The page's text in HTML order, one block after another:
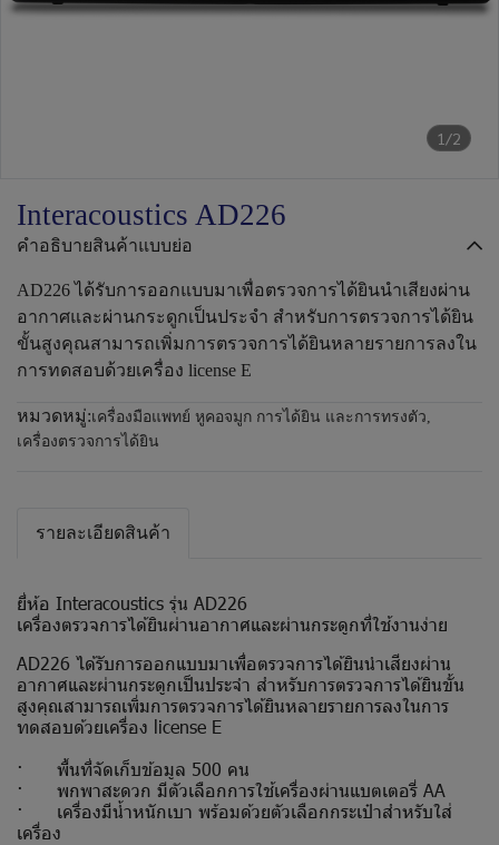
1/2
Interacoustics AD226
คำอธิบายสินค้าแบบย่อ
AD226 ได้รับการออกแบบมาเพื่อตรวจการได้ยินนำเสียงผ่าน
อากาศและผ่านกระดูกเป็นประจำ สำหรับการตรวจการได้ยิน
ขั้นสูงคุณสามารถเพิ่มการตรวจการได้ยินหลายรายการลงใน
การทดสอบด้วยเครื่อง license E
หมวดหมู่:เครื่องมือแพทย์ หูคอจมูก การได้ยิน และการทรงตัว,
เครื่องตรวจการได้ยิน
รายละเอียดสินค้า
ยี่ห้อ Interacoustics รุ่น AD226
เครื่องตรวจการได้ยินผ่านอากาศและผ่านกระดูกที่ใช้งานง่าย
AD226 ได้รับการออกแบบมาเพื่อตรวจการได้ยินนำเสียงผ่าน
อากาศและผ่านกระดูกเป็นประจำ สำหรับการตรวจการได้ยินขั้น
สูงคุณสามารถเพิ่มการตรวจการได้ยินหลายรายการลงในการ
ทดสอบด้วยเครื่อง license E
· พื้นที่จัดเก็บข้อมูล 500 คน
· พกพาสะดวก มีตัวเลือกการใช้เครื่องผ่านแบตเตอรี่ AA
· เครื่องมีน้ำหนักเบา พร้อมด้วยตัวเลือกกระเป๋าสำหรับใส่
เครื่อง